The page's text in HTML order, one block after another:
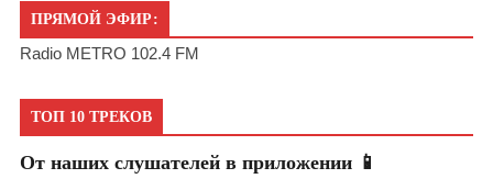
ПРЯМОЙ ЭФИР:
Radio METRO 102.4 FM
ТОП 10 ТРЕКОВ
От наших слушателей в приложении 📱